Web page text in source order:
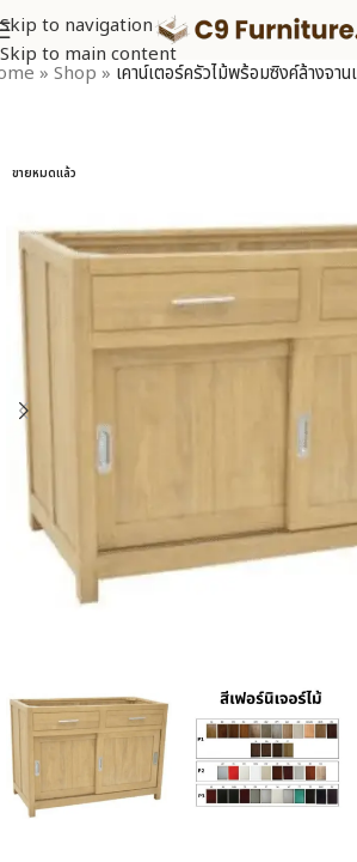
Skip to navigation
Skip to main content
» Shop » เคาน์เตอร์ครัวไม้พร้อมซิงค์ล้างจ
ขายหมดแล้ว